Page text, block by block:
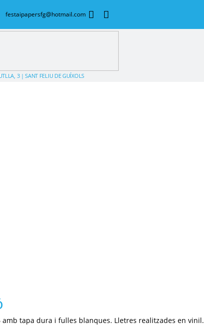
festaipapersfg@hotmail.com
3 | SANT FELIU DE GUÍXOLS
amb tapa dura i fulles blanques. Lletres realitzades en vinil.